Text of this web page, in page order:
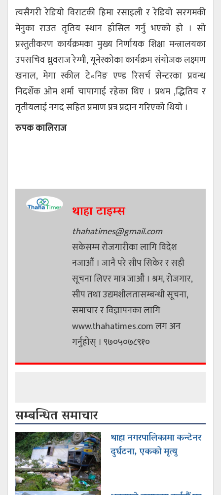
त्यसैगरी रेडियो विराटकी हिमा रसाइली र रेडियो सरगमकी
मेनुका राउत तृतिय स्थान हाँसिल गर्नु भएको हो । सो
प्रस्तुतीकरण कार्यक्रमका मुख्य निर्णायक शिक्षा मन्त्रालयका
उपसचिव ध्रुवराज रेग्मी, यूनेस्कोका कार्यक्रम संयोजक लक्ष्मण
खनाल, मेगा स्कील टे«निङ एण्ड रिसर्च सेन्टरका प्रवन्ध
निदर्शेक ओम शर्मा चापागाई रहेका थिए । प्रथम ,द्धितिय र
तृतीयलाई नगद सहित प्रमाण प्रत्र प्रदान गरिएको थियो ।
रुपक कालिराज
थाहा टाइम्स
thahatimes@gmail.com
सकेसम्म रोजगारीका लागि विदेश
नजाऔं । जानै परे सीप सिकेर र सही
सूचना लिएर मात्र जाऔं । श्रम, रोजगार,
सीप तथा उद्यमशीलतासम्बन्धी सूचना,
समाचार र विज्ञापनका लागि
www.thahatimes.com लग अन
गर्नुहोस् । ९७०५०७८९१०
सम्बन्धित समाचार
थाहा नगरपालिकामा कन्टेनर
दुर्घटना, एकको मृत्यु